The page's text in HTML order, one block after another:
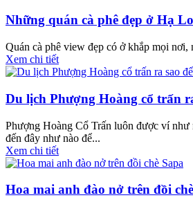
Những quán cà phê đẹp ở Hạ
Quán cà phê view đẹp có ở khắp mọi
Xem chi tiết
Du lịch Phượng Hoàng cổ trấn
Phượng Hoàng Cổ Trấn luôn được ví như
đến đây như nào để...
Xem chi tiết
Hoa mai anh đào nở trên đồi